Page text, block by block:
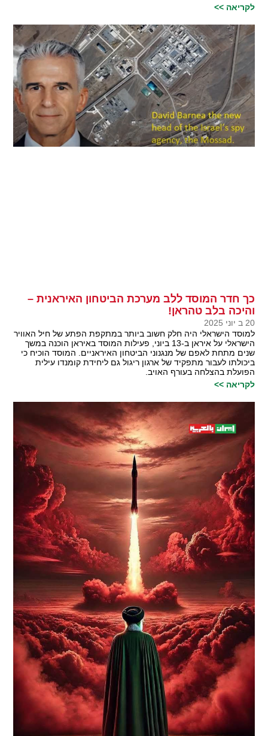
לקריאה >>
כך חדר המוסד ללב מערכת הביטחון האיראנית –
והיכה בלב טהראן!
20 ב יוני 2025
למוסד הישראלי היה חלק חשוב ביותר במתקפת הפתע של חיל האוויר
הישראלי על איראן ב-13 ביוני, פעילות המוסד באיראן הוכנה במשך
שנים מתחת לאפם של מנגנוני הביטחון האיראניים. המוסד הוכיח כי
ביכולתו לעבור מתפקיד של ארגון ריגול גם ליחידת קומנדו עילית
הפועלת בהצלחה בעורף האויב.
לקריאה >>